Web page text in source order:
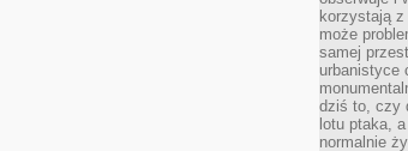
korzystają
może
samej
urbanistyce
dziś to, czy
lotu ptaka,
normalnie